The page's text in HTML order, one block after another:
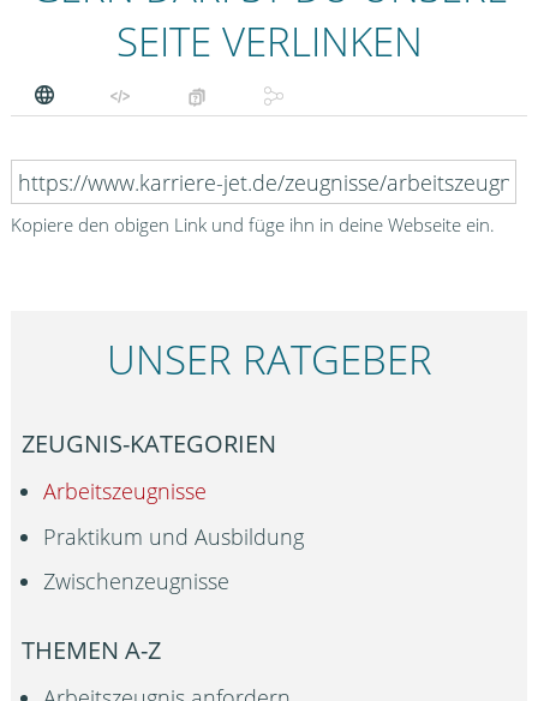
SEITE VERLINKEN
Kopiere den obigen Link und füge ihn in deine Webseite ein.
UNSER RATGEBER
ZEUGNIS-KATEGORIEN
Arbeitszeugnisse
Praktikum und Ausbildung
Zwischenzeugnisse
THEMEN A-Z